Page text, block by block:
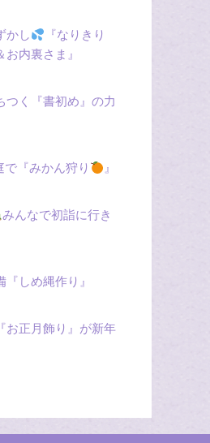
かし
『なりきり
お内裏さま』
つく『書初め』の力
で『みかん狩り 』
みんなで初詣に行き
『しめ縄作り』
お正月飾り』が新年